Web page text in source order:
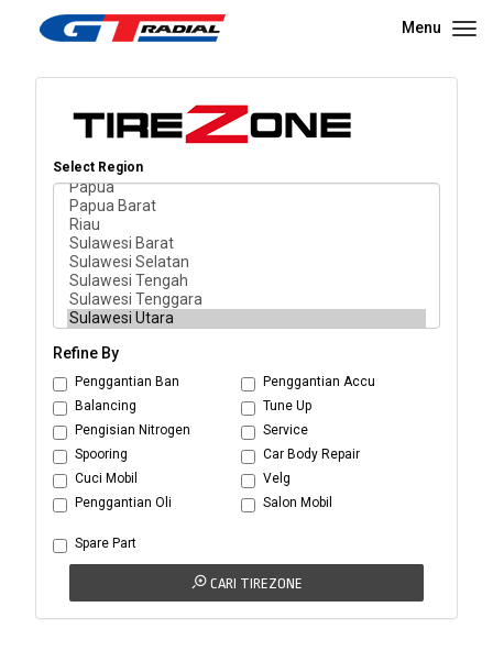
Menu
Select Region
Refine By
Penggantian Ban
Balancing
Pengisian Nitrogen
Spooring
Cuci Mobil
Penggantian Oli
Penggantian Accu
Tune Up
Service
Car Body Repair
Velg
Salon Mobil
Spare Part
CARI TIREZONE